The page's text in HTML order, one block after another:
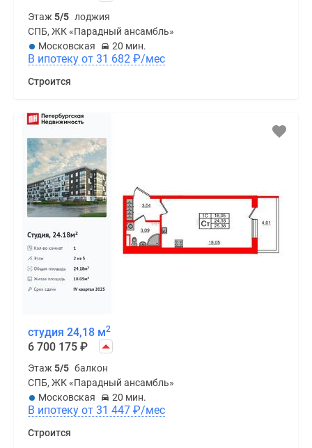
Этаж5/5 лоджия
СПБ, ЖК «Парадный ансамбль»
Московская
20 мин.
В ипотеку от 31 682 ₽/мес
Строится
студия 24,18 м2
6 700 175 ₽
Этаж5/5 балкон
СПБ, ЖК «Парадный ансамбль»
Московская
20 мин.
В ипотеку от 31 447 ₽/мес
Строится